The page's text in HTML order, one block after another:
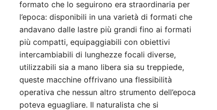
formato che lo seguirono era straordinaria per
l’epoca: disponibili in una varietà di formati che
andavano dalle lastre più grandi fino ai formati
più compatti, equipaggiabili con obiettivi
intercambiabili di lunghezze focali diverse,
utilizzabili sia a mano libera sia su treppiede,
queste macchine offrivano una flessibilità
operativa che nessun altro strumento dell’epoca
poteva eguagliare. Il naturalista che si